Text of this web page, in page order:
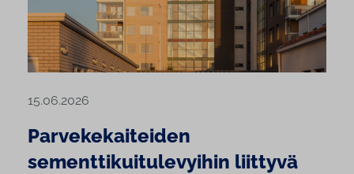
15.06.2026
Parvekekaiteiden
sementtikuitulevyihin liittyvä